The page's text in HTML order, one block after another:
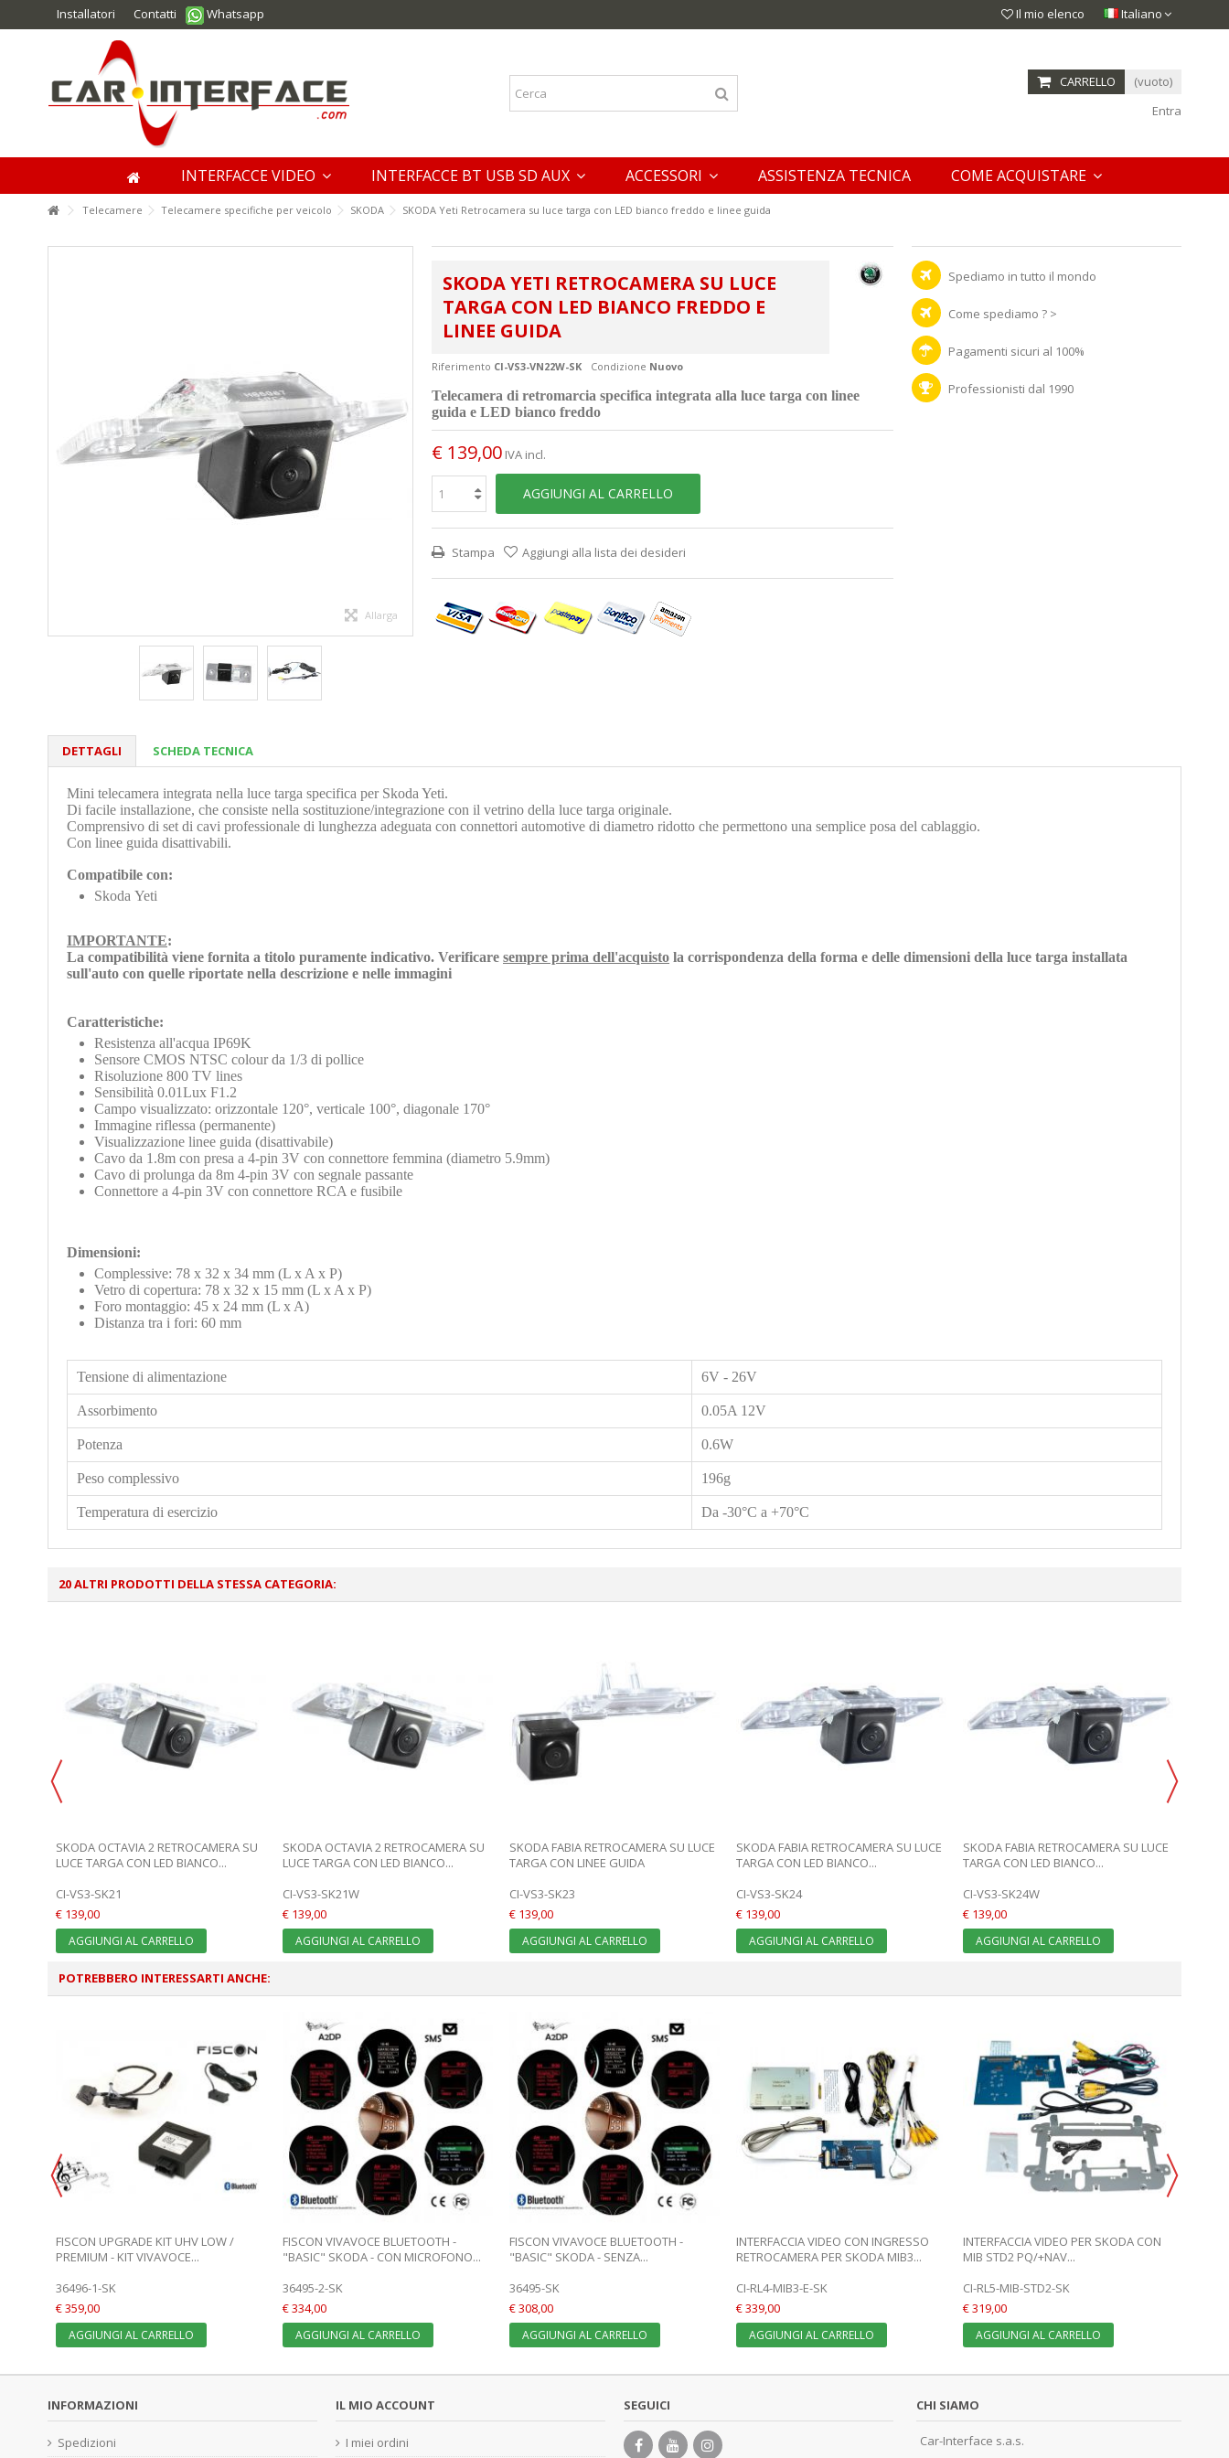
Installatori Contatti Whatsapp Italiano
Il mio elenco
CARRELLO
(vuoto)
Entra
INTERFACCE VIDEO INTERFACCE BT USB SD AUX ACCESSORI ASSISTENZA TECNICA COME ACQUISTARE
Telecamere Telecamere specifiche per veicolo SKODA SKODA Yeti Retrocamera su luce targa con LED bianco freddo e linee guida
Allarga
SKODA YETI RETROCAMERA SU LUCE
TARGA CON LED BIANCO FREDDO E
LINEE GUIDA
Riferimento CI-VS3-VN22W-SK Condizione Nuovo
Telecamera di retromarcia specifica integrata alla luce targa con linee
guida e LED bianco freddo
€ 139,00 IVA incl.
AGGIUNGI AL CARRELLO
Stampa Aggiungi alla lista dei desideri
Spediamo in tutto il mondo
Come spediamo ? >
Pagamenti sicuri al 100%
Professionisti dal 1990
DETTAGLI SCHEDA TECNICA
Mini telecamera integrata nella luce targa specifica per Skoda Yeti.
Di facile installazione, che consiste nella sostituzione/integrazione con il vetrino della luce targa originale.
Comprensivo di set di cavi professionale di lunghezza adeguata con connettori automotive di diametro ridotto che permettono una semplice posa del cablaggio.
Con linee guida disattivabili.
Compatibile con:
Skoda Yeti
IMPORTANTE:
La compatibilità viene fornita a titolo puramente indicativo. Verificare sempre prima dell'acquisto la corrispondenza della forma e delle dimensioni della luce targa installata
sull'auto con quelle riportate nella descrizione e nelle immagini
Caratteristiche:
Resistenza all'acqua IP69K
Sensore CMOS NTSC colour da 1/3 di pollice
Risoluzione 800 TV lines
Sensibilità 0.01Lux F1.2
Campo visualizzato: orizzontale 120°, verticale 100°, diagonale 170°
Immagine riflessa (permanente)
Visualizzazione linee guida (disattivabile)
Cavo da 1.8m con presa a 4-pin 3V con connettore femmina (diametro 5.9mm)
Cavo di prolunga da 8m 4-pin 3V con segnale passante
Connettore a 4-pin 3V con connettore RCA e fusibile
Dimensioni:
Complessive: 78 x 32 x 34 mm (L x A x P)
Vetro di copertura: 78 x 32 x 15 mm (L x A x P)
Foro montaggio: 45 x 24 mm (L x A)
Distanza tra i fori: 60 mm
Tensione di alimentazione 6V - 26V
Assorbimento 0.05A 12V
Potenza 0.6W
Peso complessivo 196g
Temperatura di esercizio Da -30°C a +70°C
20 ALTRI PRODOTTI DELLA STESSA CATEGORIA:
SKODA OCTAVIA 2 RETROCAMERA SU
LUCE TARGA CON LED BIANCO...
CI-VS3-SK21
€ 139,00
AGGIUNGI AL CARRELLO
SKODA OCTAVIA 2 RETROCAMERA SU
LUCE TARGA CON LED BIANCO...
CI-VS3-SK21W
€ 139,00
AGGIUNGI AL CARRELLO
SKODA FABIA RETROCAMERA SU LUCE
TARGA CON LINEE GUIDA
CI-VS3-SK23
€ 139,00
AGGIUNGI AL CARRELLO
SKODA FABIA RETROCAMERA SU LUCE
TARGA CON LED BIANCO...
CI-VS3-SK24
€ 139,00
AGGIUNGI AL CARRELLO
SKODA FABIA RETROCAMERA SU LUCE
TARGA CON LED BIANCO...
CI-VS3-SK24W
€ 139,00
AGGIUNGI AL CARRELLO
POTREBBERO INTERESSARTI ANCHE:
FISCON UPGRADE KIT UHV LOW /
PREMIUM - KIT VIVAVOCE...
36496-1-SK
€ 359,00
AGGIUNGI AL CARRELLO
FISCON VIVAVOCE BLUETOOTH -
"BASIC" SKODA - CON MICROFONO...
36495-2-SK
€ 334,00
AGGIUNGI AL CARRELLO
FISCON VIVAVOCE BLUETOOTH -
"BASIC" SKODA - SENZA...
36495-SK
€ 308,00
AGGIUNGI AL CARRELLO
INTERFACCIA VIDEO CON INGRESSO
RETROCAMERA PER SKODA MIB3...
CI-RL4-MIB3-E-SK
€ 339,00
AGGIUNGI AL CARRELLO
INTERFACCIA VIDEO PER SKODA CON
MIB STD2 PQ/+NAV...
CI-RL5-MIB-STD2-SK
€ 319,00
AGGIUNGI AL CARRELLO
INFORMAZIONI
Spedizioni
IL MIO ACCOUNT
I miei ordini
SEGUICI CHI SIAMO
Car-Interface s.a.s.